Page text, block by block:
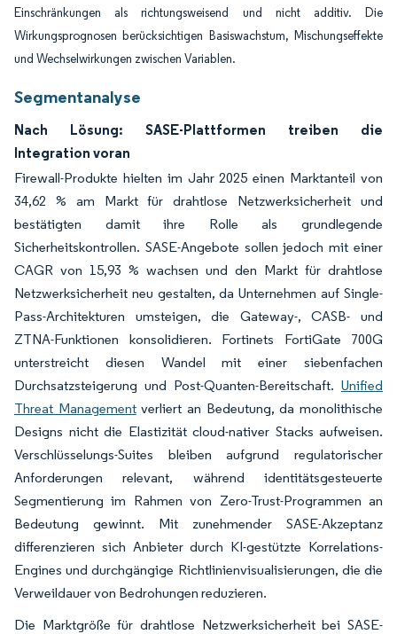
Einschränkungen als richtungsweisend und nicht additiv. Die
Wirkungsprognosen berücksichtigen Basiswachstum, Mischungseffekte
und Wechselwirkungen zwischen Variablen.
Segmentanalyse
Nach Lösung: SASE-Plattformen treiben die
Integration voran
Firewall-Produkte hielten im Jahr 2025 einen Marktanteil von
34,62 % am Markt für drahtlose Netzwerksicherheit und
bestätigten damit ihre Rolle als grundlegende
Sicherheitskontrollen. SASE-Angebote sollen jedoch mit einer
CAGR von 15,93 % wachsen und den Markt für drahtlose
Netzwerksicherheit neu gestalten, da Unternehmen auf Single-
Pass-Architekturen umsteigen, die Gateway-, CASB- und
ZTNA-Funktionen konsolidieren. Fortinets FortiGate 700G
unterstreicht diesen Wandel mit einer siebenfachen
Durchsatzsteigerung und Post-Quanten-Bereitschaft. Unified
Threat Managementverliert an Bedeutung, da monolithische
Designs nicht die Elastizität cloud-nativer Stacks aufweisen.
Verschlüsselungs-Suites bleiben aufgrund regulatorischer
Anforderungen relevant, während identitätsgesteuerte
Segmentierung im Rahmen von Zero-Trust-Programmen an
Bedeutung gewinnt. Mit zunehmender SASE-Akzeptanz
differenzieren sich Anbieter durch KI-gestützte Korrelations-
Engines und durchgängige Richtlinienvisualisierungen, die die
Verweildauer von Bedrohungen reduzieren.
Die Marktgröße für drahtlose Netzwerksicherheit bei SASE-